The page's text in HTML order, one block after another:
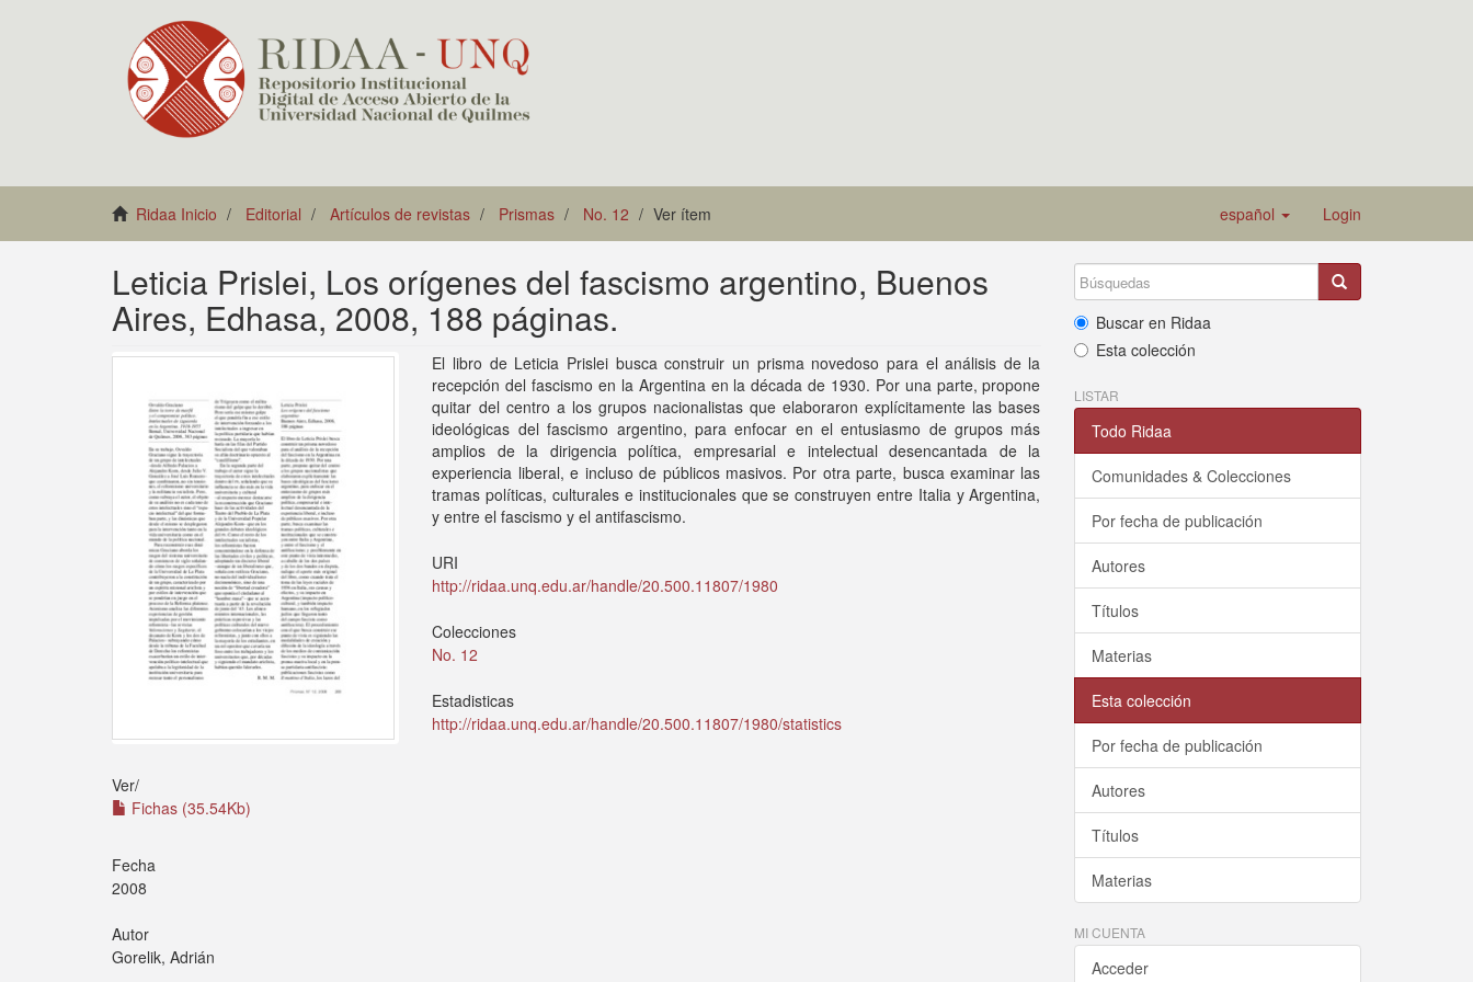
Ridaa Inicio Editorial Artículos de revistas Prismas No. 12 Ver ítem español Login
Leticia Prislei, Los orígenes del fascismo argentino, Buenos
Aires, Edhasa, 2008, 188 páginas.
Ver/
Fichas (35.54Kb)
Fecha
2008
Autor
Gorelik, Adrián
El libro de Leticia Prislei busca construir un prisma novedoso para el análisis de la
recepción del fascismo en la Argentina en la década de 1930. Por una parte, propone
quitar del centro a los grupos nacionalistas que elaboraron explícitamente las bases
ideológicas del fascismo argentino, para enfocar en el entusiasmo de grupos más
amplios de la dirigencia política, empresarial e intelectual desencantada de la
experiencia liberal, e incluso de públicos masivos. Por otra parte, busca examinar las
tramas políticas, culturales e institucionales que se construyen entre Italia y Argentina,
y entre el fascismo y el antifascismo.
URI
http://ridaa.unq.edu.ar/handle/20.500.11807/1980
Colecciones
No. 12
Estadisticas
http://ridaa.unq.edu.ar/handle/20.500.11807/1980/statistics
Buscar en Ridaa
Esta colección
LISTAR
Todo Ridaa
Comunidades & Colecciones
Por fecha de publicación
Autores
Títulos
Materias
Esta colección
Por fecha de publicación
Autores
Títulos
Materias
MI CUENTA
Acceder